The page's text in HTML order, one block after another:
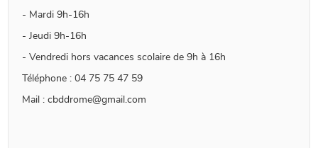
- Mardi 9h-16h
- Jeudi 9h-16h
- Vendredi hors vacances scolaire de 9h à 16h
Téléphone : 04 75 75 47 59
Mail : cbddrome@gmail.com